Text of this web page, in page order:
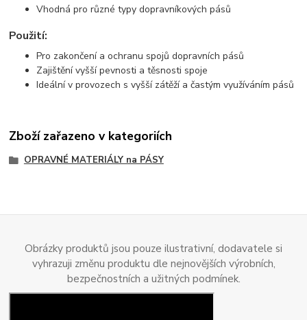
Vhodná pro různé typy dopravníkových pásů
Použití:
Pro zakončení a ochranu spojů dopravních pásů
Zajištění vyšší pevnosti a těsnosti spoje
Ideální v provozech s vyšší zátěží a častým využíváním pásů
Zboží zařazeno v kategoriích
OPRAVNÉ MATERIÁLY na PÁSY
Obrázky produktů jsou pouze ilustrativní, dodavatele si
vyhrazuji změnu produktu dle nejnovějších výrobních,
bezpečnostních a užitných podmínek.